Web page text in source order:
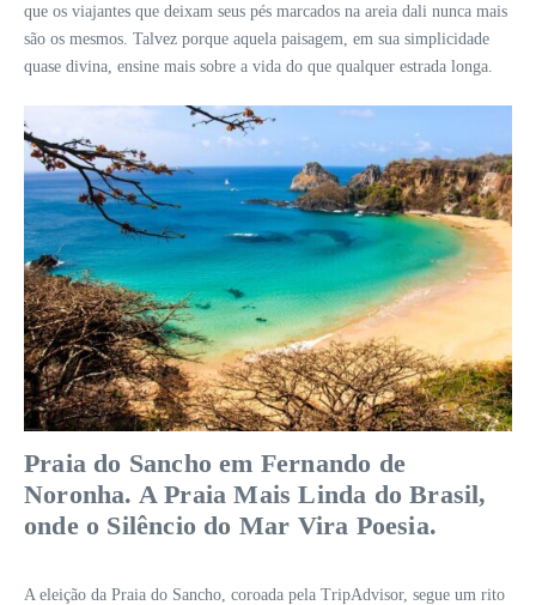
que os viajantes que deixam seus pés marcados na areia dali nunca mais
são os mesmos. Talvez porque aquela paisagem, em sua simplicidade
quase divina, ensine mais sobre a vida do que qualquer estrada longa.
Praia do Sancho em Fernando de
Noronha. A Praia Mais Linda do Brasil,
onde o Silêncio do Mar Vira Poesia.
A eleição da Praia do Sancho, coroada pela TripAdvisor, segue um rito